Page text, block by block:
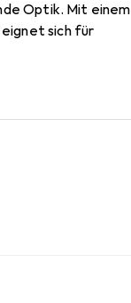
Optik. Mit einem
eignet sich für
individuellen